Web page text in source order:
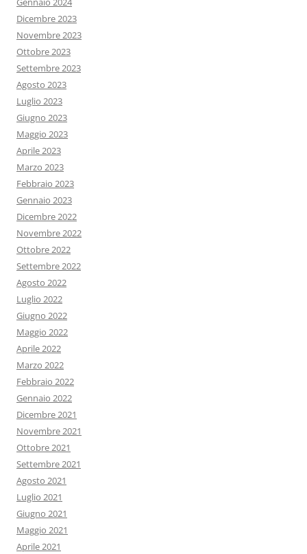
Dicembre 2023
Novembre 2023
Ottobre 2023
Settembre 2023
Agosto 2023
Luglio 2023
Giugno 2023
Maggio 2023
Aprile 2023
Marzo 2023
Febbraio 2023
Gennaio 2023
Dicembre 2022
Novembre 2022
Ottobre 2022
Settembre 2022
Agosto 2022
Luglio 2022
Giugno 2022
Maggio 2022
Aprile 2022
Marzo 2022
Febbraio 2022
Gennaio 2022
Dicembre 2021
Novembre 2021
Ottobre 2021
Settembre 2021
Agosto 2021
Luglio 2021
Giugno 2021
Maggio 2021
Aprile 2021